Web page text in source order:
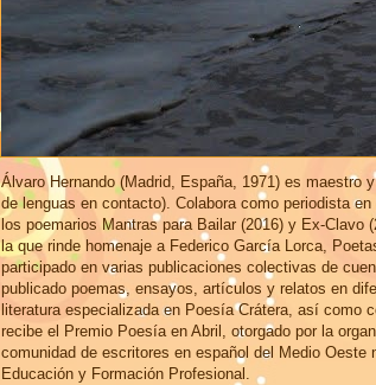
Álvaro Hernando (Madrid, España, 1971) es
de lenguas en contacto). Colabora como periodista
los poemarios Mantras para Bailar (2016) y Ex-
la que rinde homenaje a Federico García Lorca,
participado en varias publicaciones colectivas de
publicado poemas, ensayos, artículos y relatos en
literatura especializada en Poesía Crátera, así como
recibe el Premio Poesía en Abril, otorgado por la
comunidad de escritores en español del Medio
Educación y Formación Profesional.